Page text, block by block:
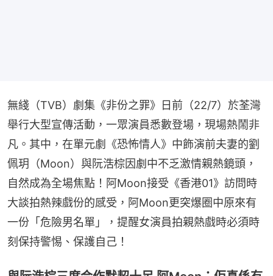
無綫（TVB）劇集《非份之罪》日前（22/7）於荃灣
舉行大型宣傳活動，一眾演員悉數登場，現場熱鬧非
凡。其中，在單元劇《恐怖情人》中飾演前夫妻的劉
佩玥（Moon）與阮浩棕因劇中不乏激情親熱鏡頭，
自然成為全場焦點！阿Moon接受《香港01》訪問時
大談拍熱辣戲份的感受，阿Moon更突爆圈中原來有
一份「危險男名單」，提醒女演員拍親熱戲時必須時
刻保持警惕、保護自己！